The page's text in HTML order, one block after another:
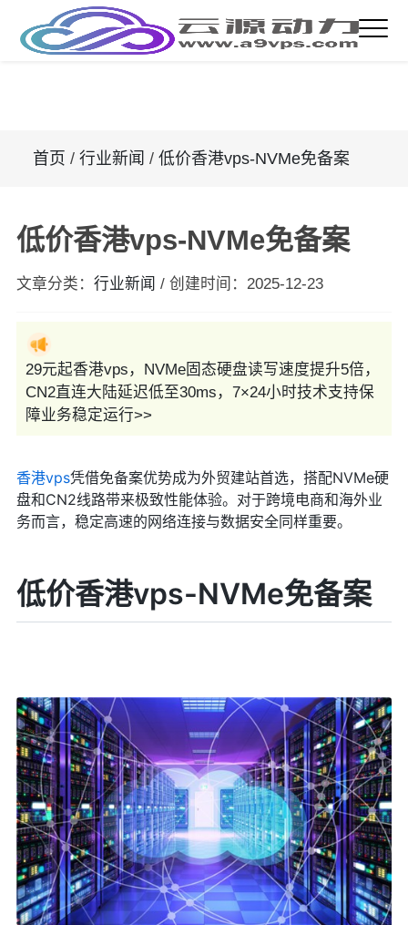
首页 / 行业新闻 / 低价香港vps-NVMe免备案
低价香港vps-NVMe免备案
文章分类： 行业新闻 / 创建时间： 2025-12-23
29元起香港vps，NVMe固态硬盘读写速度提升5倍，
CN2直连大陆延迟低至30ms，7×24小时技术支持保
障业务稳定运行>>
香港vps凭借免备案优势成为外贸建站首选，搭配NVMe硬
盘和CN2线路带来极致性能体验。对于跨境电商和海外业
务而言，稳定高速的网络连接与数据安全同样重要。
低价香港vps-NVMe免备案